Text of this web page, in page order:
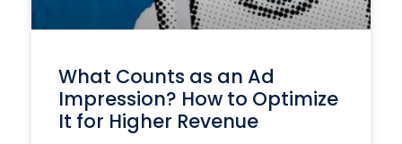
What Counts as an Ad
Impression? How to Optimize
It for Higher Revenue